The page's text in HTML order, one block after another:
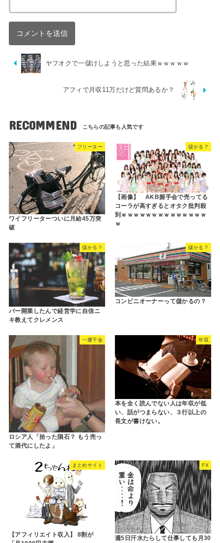
ヤフオクで一儲けしようと思った結果ｗｗｗｗｗ
アフィで月収11万だけど質問あるか？
RECOMMEND
フリーター
ワイフリーターついに月給45万突
破
儲かる？
【画像】 AKB握手会で売ってる
コーラが高すぎるとオタク批判殺
到ｗｗｗｗｗｗｗｗｗｗｗｗｗｗ
ｗ
儲かる？
バー開業したんで経営学に自信ニ
キ教えてクレメンス
儲かる？
コンビニオーナーって儲かるの？
一攫千金
ロシア人「拾った隕石？ もう売っ
て酒代にしたよ」
年収
本を全く読んでない人は年収が低
い、話がつまらない、３行以上の
長文が書けない。
まとめサイト
【アフィリエイト収入】 8割が
FX
週5日汗水たらして仕事しても月30